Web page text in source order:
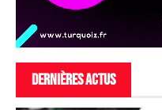
DERNIÈRES ACTUS